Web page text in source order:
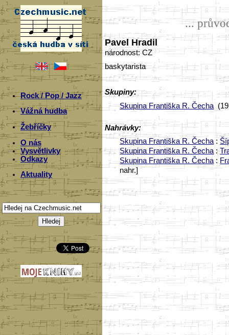
Rock / Pop / Jazz
Vážná hudba
Žebříčky
O nás
Vysvětlivky
Odkazy
Aktuality
...
Pavel Hradil
národnost: CZ
baskytarista
Skupiny:
Skupina Františka R. Čecha
Nahrávky:
Skupina Františka R. Čecha:
Skupina Františka R. Čecha:
Skupina Františka R. Čecha:
nahr.]